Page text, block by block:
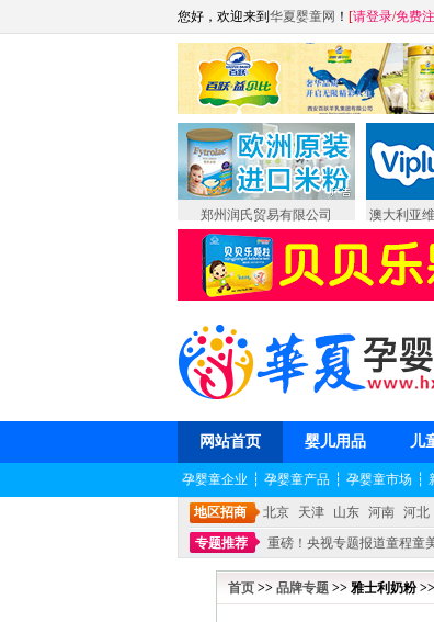
您好，欢迎来到 华夏婴童网 ！ [请登录/免费
郑州润氏贸易有限公司 澳大利亚
网站首页 婴儿用品 儿
孕婴童企业 ┆ 孕婴童产品 ┆ 孕婴童市场 ┆
地区招商 北京 天津 山东 河南 河北
专题推荐
重磅！央视专题报道童程童
不能再单纯地销售产品,而要向增强服务
首页 >> 品牌专题 >> 雅士利奶粉